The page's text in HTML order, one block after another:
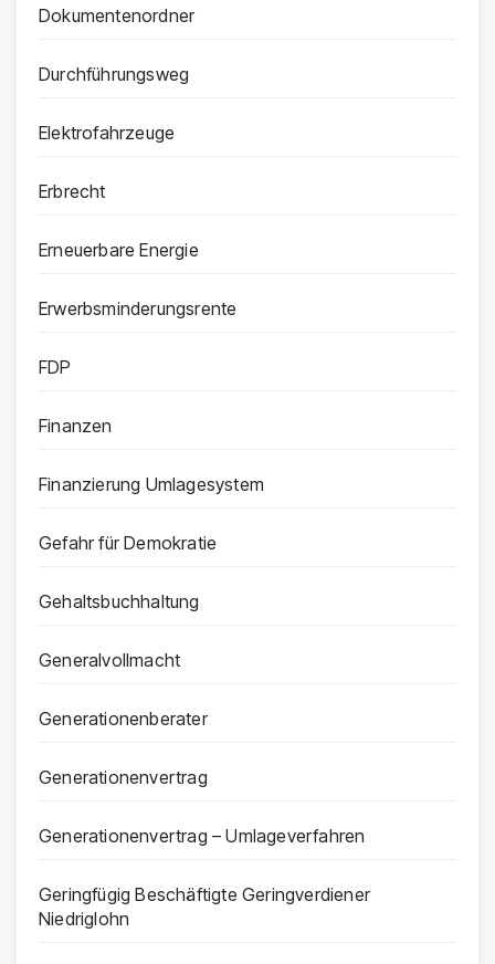
Dokumentenordner
Durchführungsweg
Elektrofahrzeuge
Erbrecht
Erneuerbare Energie
Erwerbsminderungsrente
FDP
Finanzen
Finanzierung Umlagesystem
Gefahr für Demokratie
Gehaltsbuchhaltung
Generalvollmacht
Generationenberater
Generationenvertrag
Generationenvertrag – Umlageverfahren
Geringfügig Beschäftigte Geringverdiener
Niedriglohn